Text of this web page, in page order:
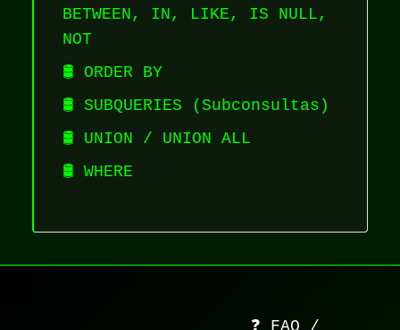
BETWEEN, IN, LIKE, IS NULL,
NOT
🛢️ ORDER BY
🛢️ SUBQUERIES (Subconsultas)
🛢️ UNION / UNION ALL
🛢️ WHERE